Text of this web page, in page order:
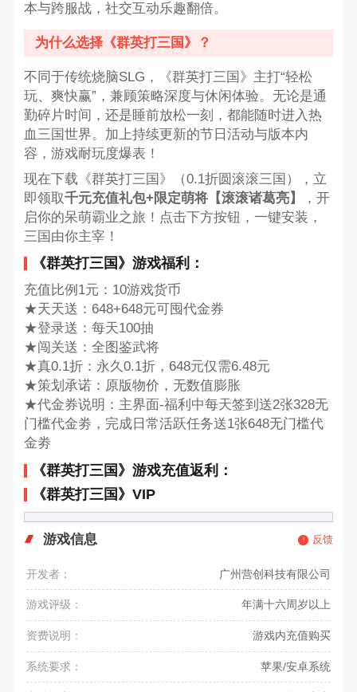
本与跨服战，社交互动乐趣翻倍。
为什么选择《群英打三国》？
不同于传统烧脑SLG，《群英打三国》主打“轻松
玩、爽快赢”，兼顾策略深度与休闲体验。无论是通
勤碎片时间，还是睡前放松一刻，都能随时进入热
血三国世界。加上持续更新的节日活动与版本内
容，游戏耐玩度爆表！
现在下载《群英打三国》（0.1折圆滚滚三国），立
即领取千元充值礼包+限定萌将【滚滚诸葛亮】
，开
启你的呆萌霸业之旅！点击下方按钮，一键安装，
三国由你主宰！
《群英打三国》游戏福利：
充值比例1元：10游戏货币
★天天送：648+648元可囤代金券
★登录送：每天100抽
★闯关送：全图鉴武将
★真0.1折：永久0.1折，648元仅需6.48元
★策划承诺：原版物价，无数值膨胀
★代金券说明：主界面-福利中每天签到送2张328无
门槛代金劵，完成日常活跃任务送1张648无门槛代
金劵
《群英打三国》游戏充值返利：
《群英打三国》VIP
游戏信息 反馈
开发者： 广州营创科技有限公司
游戏评级： 年满十六周岁以上
资费说明： 游戏内充值购买
系统要求： 苹果/安卓系统